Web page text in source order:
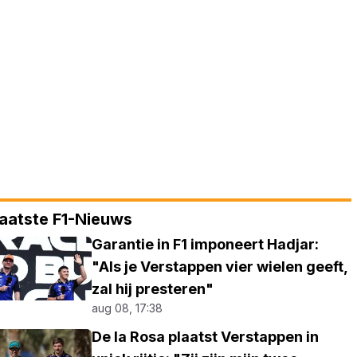
F1-Nieuws
Garantie in F1 imponeert Hadjar:
"Als je Verstappen vier wielen geeft,
zal hij presteren"
aug 08, 17:38
De la Rosa plaatst Verstappen in